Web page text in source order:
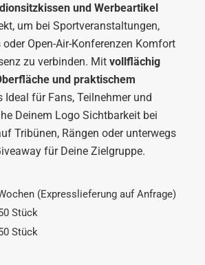
und Werbeartikel
um bei Sportveranstaltungen,
oder Open-Air-Konferenzen Komfort
zu verbinden. Mit vollflächig
und praktischem
Ideal für Fans, Teilnehmer und
Deinem Logo Sichtbarkeit bei
Tribünen, Rängen oder unterwegs
für Deine Zielgruppe.
(Expresslieferung auf Anfrage)
Stück
Stück